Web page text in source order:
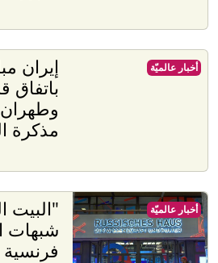
إيران
باتفاق
وطهران
مذكرة
أخبار عالميّة
"البيت
شبهات
فرنسية
أخبار عالميّة